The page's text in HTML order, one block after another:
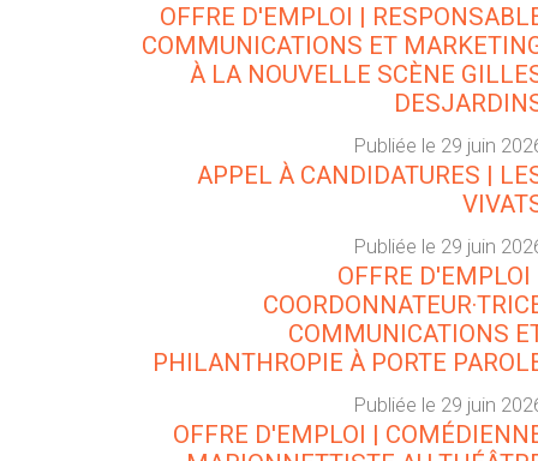
OFFRE D'EMPLOI |
COMMUNICATIONS ET
À LA NOUVELLE SCÈNE
Publiée le 29 juin
APPEL À CANDIDATURES |
Publiée le 29 juin
OFFRE D'EMPLOI
COMMUNICATIONS
PHILANTHROPIE À PORTE
Publiée le 29 juin
OFFRE D'EMPLOI |